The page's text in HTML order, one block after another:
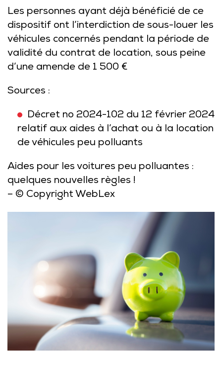
Les personnes ayant déjà bénéficié de ce
dispositif ont l’interdiction de sous-louer les
véhicules concernés pendant la période de
validité du contrat de location, sous peine
d’une amende de 1 500 €
Sources :
Décret no 2024-102 du 12 février 2024
relatif aux aides à l’achat ou à la location
de véhicules peu polluants
Aides pour les voitures peu polluantes :
quelques nouvelles règles !
– © Copyright WebLex